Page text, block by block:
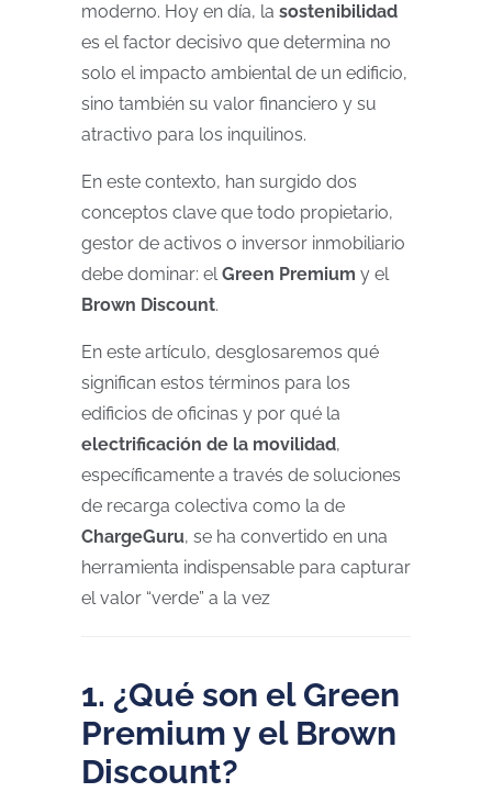
moderno. Hoy en día, la sostenibilidad
es el factor decisivo que determina no
solo el impacto ambiental de un edificio,
sino también su valor financiero y su
atractivo para los inquilinos.
En este contexto, han surgido dos
conceptos clave que todo propietario,
gestor de activos o inversor inmobiliario
debe dominar: elGreen Premium y el
Brown Discount.
En este artículo, desglosaremos qué
significan estos términos para los
edificios de oficinas y por qué la
electrificación de la movilidad,
específicamente a través de soluciones
de recarga colectiva como la de
ChargeGuru, se ha convertido en una
herramienta indispensable para capturar
el valor “verde” a la vez
1. ¿Qué son el Green
Premium y el Brown
Discount?